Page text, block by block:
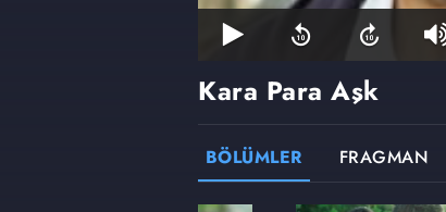
Kara Para Aşk
BÖLÜMLER FRAGMAN